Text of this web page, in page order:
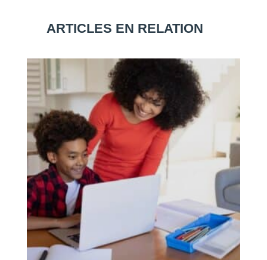
ARTICLES EN RELATION